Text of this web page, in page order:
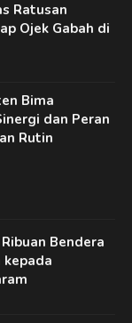
Ratusan
Ojek Gabah di
Bima
dan Peran
Rutin
Bendera
kepada